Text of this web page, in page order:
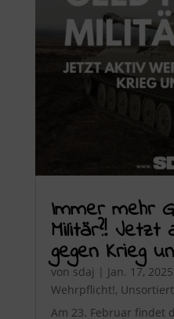
Immer mehr
Militär?! Jetzt
gegen Krieg
von sdaj | Jan. 17, 2025
Wehrpflicht!, Unsortiert
Am 23. Februar findet